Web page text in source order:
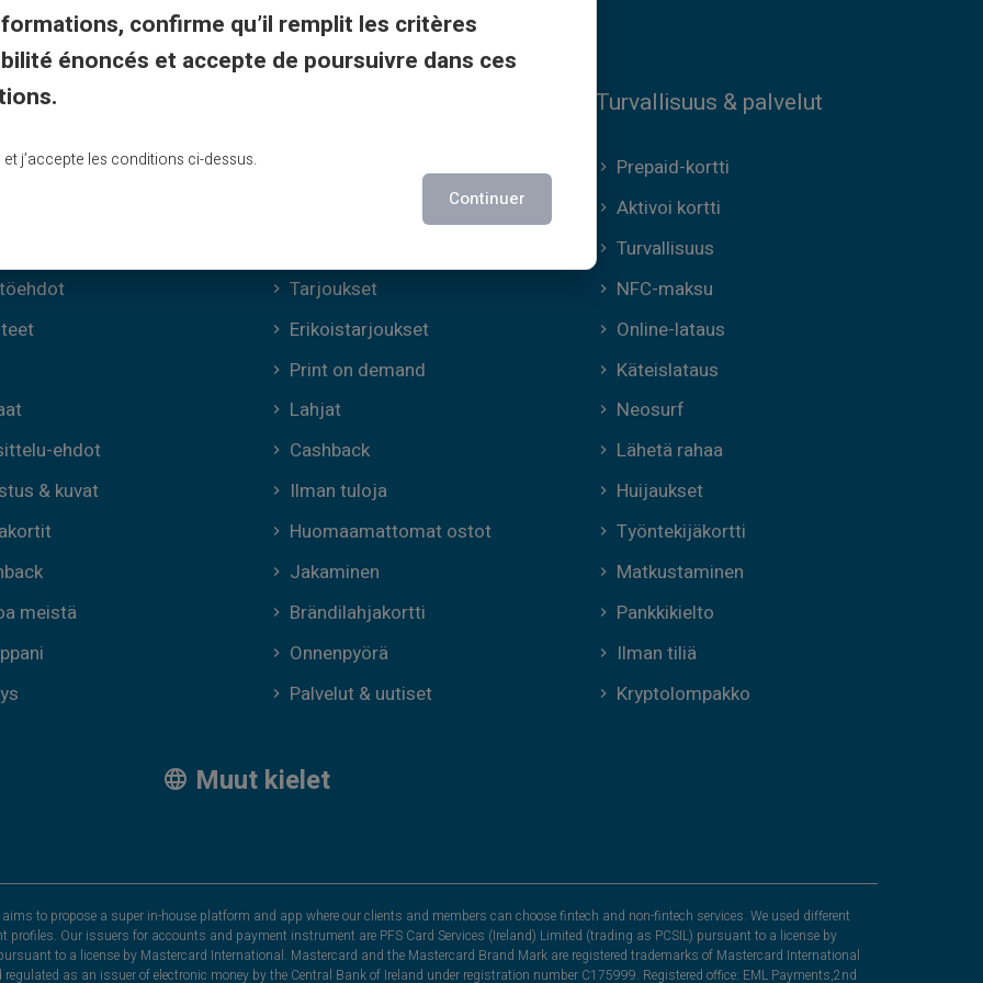
ehdot
ehdot
ehdot
& kuvat
meistä
Tarjoukset
Erikoistarjoukset
Print on demand
Lahjat
Cashback
Ilman tuloja
Huomaamattomat ostot
Jakaminen
Brändilahjakortti
Onnenpyörä
Palvelut & uutiset
Turvallisuus & palvelut
Prepaid-kortti
Aktivoi kortti
Turvallisuus
NFC-maksu
Online-lataus
Käteislataus
Neosurf
Lähetä rahaa
Huijaukset
Työntekijäkortti
Matkustaminen
Pankkikielto
Ilman tiliä
Kryptolompakko
Muut kielet
to propose a super in-house platform and app where our clients and members can choose fintech and non-fintech services. We used different
Our issuers for accounts and payment instrument are PFS Card Services (Ireland) Limited (trading as PCSIL) pursuant to a license by
to a license by Mastercard International. Mastercard and the Mastercard Brand Mark are registered trademarks of Mastercard International
as an issuer of electronic money by the Central Bank of Ireland under registration number C175999. Registered office: EML Payments,2nd
confirme qu’il remplit les critères
énoncés et accepte de poursuivre dans ces
et j’accepte les conditions ci-dessus.
Continuer